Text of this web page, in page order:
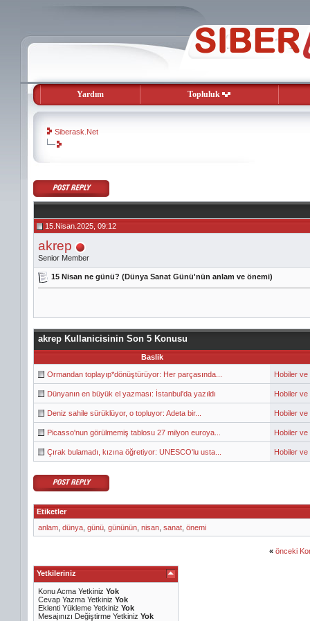
Yardım Topluluk
Siberask.Net
evooli
gaziantep
escort
gaziantep
escort
15.Nisan.2025, 09:12
akrep
Senior Member
15 Nisan ne günü? (Dünya Sanat Günü'nün anlam ve önemi)
akrep Kullanicisinin Son 5 Konusu
Baslik
Ormandan toplayıp*dönüştürüyor: Her parçasında... Hobiler ve
Dünyanın en büyük el yazması: İstanbul'da yazıldı Hobiler ve
Deniz sahile sürüklüyor, o topluyor: Adeta bir... Hobiler ve
Picasso'nun görülmemiş tablosu 27 milyon euroya... Hobiler ve
Çırak bulamadı, kızına öğretiyor: UNESCO'lu usta... Hobiler ve
Etiketler
anlam dünya günü gününün nisan sanat önemi
« önceki
Yetkileriniz
Konu Acma Yetkiniz Yok
Cevap Yazma Yetkiniz Yok
Eklenti Yükleme Yetkiniz Yok
Mesajınızı Değiştirme Yetkiniz Yok